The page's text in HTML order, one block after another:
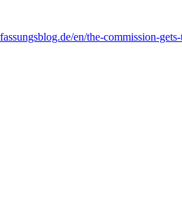
en/the-commission-